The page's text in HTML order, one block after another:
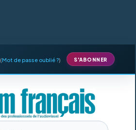
(Mot de passe oublié ?) S'ABONNER